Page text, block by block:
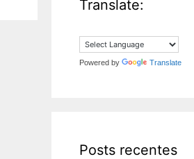
Translate:
Powered by Translate
Posts recentes